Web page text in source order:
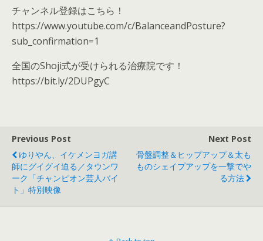
チャンネル登録はこちら！
https://www.youtube.com/c/BalanceandPosture?
sub_confirmation=1
全国のShoji式が受けられる治療院です！
https://bit.ly/2DUPgyC
Previous Post
ゆりやん、イケメンヨガ講
師にグイグイ迫る／タウンワ
ーク「チャンピオン芸人バイ
ト」特別映像
Next Post
骨盤調整＆ヒップアップ＆太も
ものシェイプアップを一撃でや
る方法